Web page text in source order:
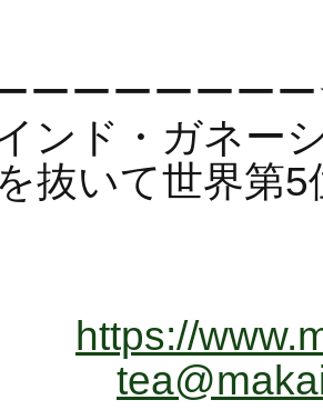
ーーーーーー
ンド・ガネー
抜いて世界第5
https://